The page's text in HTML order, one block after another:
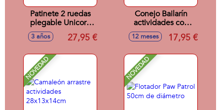
Patinete 2 ruedas
plegable Unicorn
76,5x26,5x61cm
3 años 27,95 €
Conejo Bailarín
actividades con
luces y sonidos,
20x15x11cm
12 meses 17,95 €
NOVEDAD NOVEDAD